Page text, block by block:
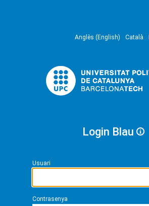
Anglès (English) Català
Login Blau
Usuari
Contrasenya